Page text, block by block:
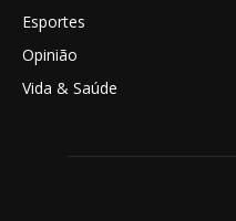
Esportes
Opinião
Vida & Saúde